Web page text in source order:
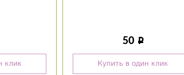
клик
2 100
Купить в один клик